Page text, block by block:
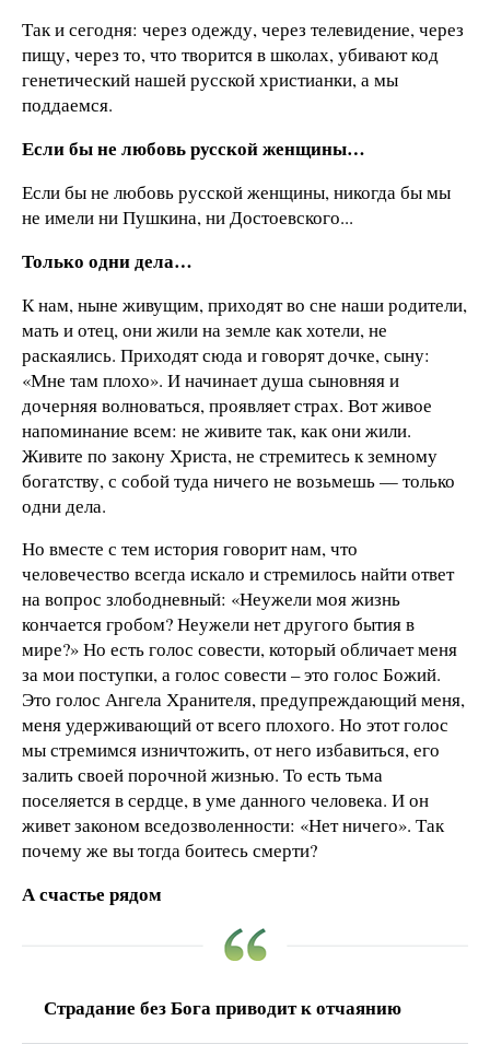
Так и сегодня: через одежду, через телевидение, через
пищу, через то, что творится в школах, убивают код
генетический нашей русской христианки, а мы
поддаемся.
Если бы не любовь русской женщины…
Если бы не любовь русской женщины, никогда бы мы
не имели ни Пушкина, ни Достоевского...
Только одни дела…
К нам, ныне живущим, приходят во сне наши родители,
мать и отец, они жили на земле как хотели, не
раскаялись. Приходят сюда и говорят дочке, сыну:
«Мне там плохо». И начинает душа сыновняя и
дочерняя волноваться, проявляет страх. Вот живое
напоминание всем: не живите так, как они жили.
Живите по закону Христа, не стремитесь к земному
богатству, с собой туда ничего не возьмешь — только
одни дела.
Но вместе с тем история говорит нам, что
человечество всегда искало и стремилось найти ответ
на вопрос злободневный: «Неужели моя жизнь
кончается гробом? Неужели нет другого бытия в
мире?» Но есть голос совести, который обличает меня
за мои поступки, а голос совести – это голос Божий.
Это голос Ангела Хранителя, предупреждающий меня,
меня удерживающий от всего плохого. Но этот голос
мы стремимся изничтожить, от него избавиться, его
залить своей порочной жизнью. То есть тьма
поселяется в сердце, в уме данного человека. И он
живет законом вседозволенности: «Нет ничего». Так
почему же вы тогда боитесь смерти?
А счастье рядом
Страдание без Бога приводит к отчаянию